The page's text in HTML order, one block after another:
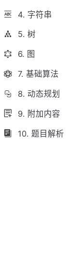
4. 字符串
5. 树
6. 图
7. 基础算法
8. 动态规划
9. 附加内容
10. 题目解析